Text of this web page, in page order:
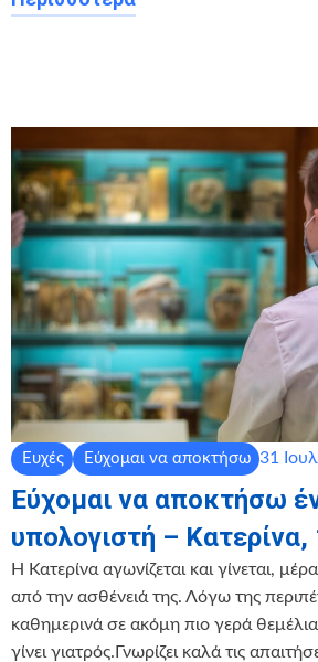
Ευχές Εύχομαι να αποκτήσω 31
Εύχομαι να αποκτήσω
υπολογιστή – Κατερίνα,
Η Κατερίνα αγωνίζεται και γίνεται,
από την ασθένειά της. Λόγω της
καθημερινά σε ακόμη πιο γερά
γίνει γιατρός.Γνωρίζει καλά τις